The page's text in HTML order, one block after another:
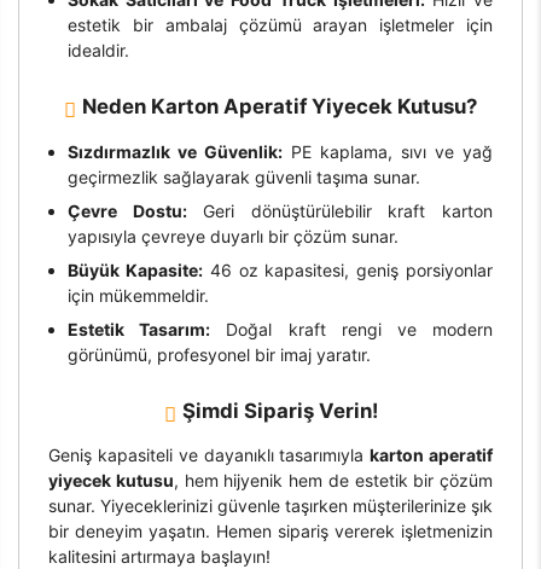
estetik bir ambalaj çözümü arayan işletmeler için
idealdir.
Neden Karton Aperatif Yiyecek Kutusu?
Sızdırmazlık ve Güvenlik: PE kaplama, sıvı ve yağ
geçirmezlik sağlayarak güvenli taşıma sunar.
Çevre Dostu:Geri dönüştürülebilir kraft karton
yapısıyla çevreye duyarlı bir çözüm sunar.
Büyük Kapasite:46 oz kapasitesi, geniş porsiyonlar
için mükemmeldir.
Estetik Tasarım: Doğal kraft rengi ve modern
görünümü, profesyonel bir imaj yaratır.
Şimdi Sipariş Verin!
Geniş kapasiteli ve dayanıklı tasarımıylakarton aperatif
yiyecek kutusu, hem hijyenik hem de estetik bir çözüm
sunar. Yiyeceklerinizi güvenle taşırken müşterilerinize şık
bir deneyim yaşatın. Hemen sipariş vererek işletmenizin
kalitesini artırmaya başlayın!